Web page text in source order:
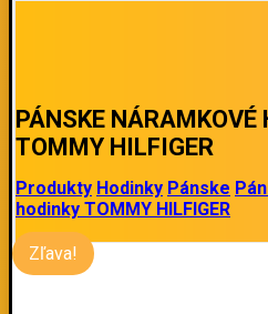
PÁNSKE NÁRAMKOVÉ
TOMMY HILFIGER
Produkty Hodinky Pánske
hodinky TOMMY HILFIGER
Zľava!